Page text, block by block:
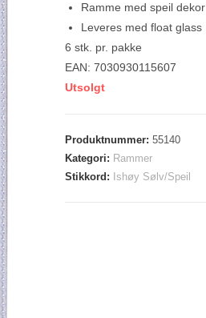
Ramme med speil dekor
Leveres med float glass
6 stk. pr. pakke
EAN: 7030930115607
Utsolgt
Produktnummer: 55140
Kategori: Rammer
Stikkord: Ishøy Sølv/Speil